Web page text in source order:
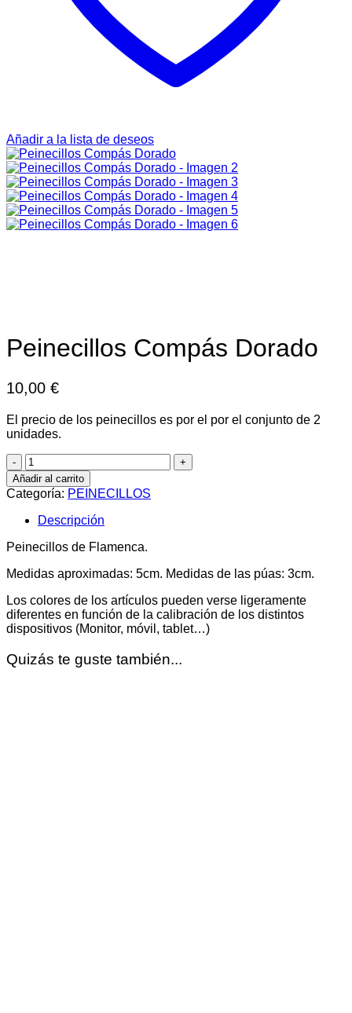
Añadir a la lista de deseos
Peinecillos Compás Dorado
10,00 €
El precio de los peinecillos es por el por el conjunto de 2
unidades.
Peinecillos
Compás
Dorado
cantidad
Añadir al carrito
Categoría: PEINECILLOS
Descripción
Peinecillos de Flamenca.
Medidas aproximadas: 5cm. Medidas de las púas: 3cm.
Los colores de los artículos pueden verse ligeramente
diferentes en función de la calibración de los distintos
dispositivos (Monitor, móvil, tablet…)
Quizás te guste también...